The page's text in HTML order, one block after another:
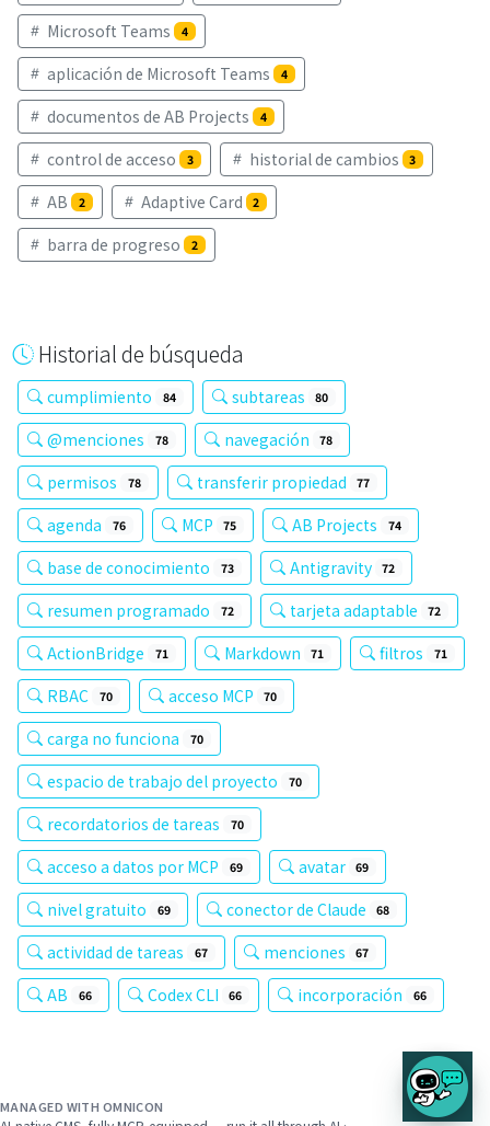
Microsoft Teams 4
aplicación de Microsoft Teams 4
documentos de AB Projects 4
control de acceso 3 historial de cambios 3
AB 2 Adaptive Card 2
barra de progreso 2
Historial de búsqueda
cumplimiento 84 subtareas 80
@menciones 78 navegación 78
permisos 78 transferir propiedad 77
agenda 76 MCP 75 AB Projects 74
base de conocimiento 73 Antigravity 72
resumen programado 72 tarjeta adaptable 72
ActionBridge 71 Markdown 71 filtros 71
RBAC 70 acceso MCP 70
carga no funciona 70
espacio de trabajo del proyecto 70
recordatorios de tareas 70
acceso a datos por MCP 69 avatar 69
nivel gratuito 69 conector de Claude 68
actividad de tareas 67 menciones 67
AB 66 Codex CLI 66 incorporación 66
MANAGED WITH OMNICON